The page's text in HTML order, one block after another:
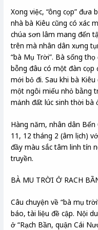
Xong việc, “ông cọp”
nhà bà Kiêu cũng có xác
chúa sơn lâm mang đến
trên mà nhân dân xưng
“bà Mụ Trời”. Bà sống
bỗng đâu có một đàn
mới bỏ đi. Sau khi bà
một ngôi miếu nhỏ bằng
mảnh đất lúc sinh thời bà
Hàng năm, nhân dân
11, 12 tháng 2 (âm lịch)
đầy màu sắc tâm linh tín
truyền.
BÀ MU TRỜI Ở RACH
Câu chuyện về “bà mụ
báo, tài liệu đề cập. Nội
ở “Rạch Bần, quận Cái